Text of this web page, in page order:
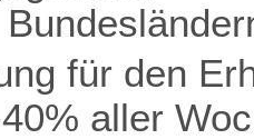
für den
aller